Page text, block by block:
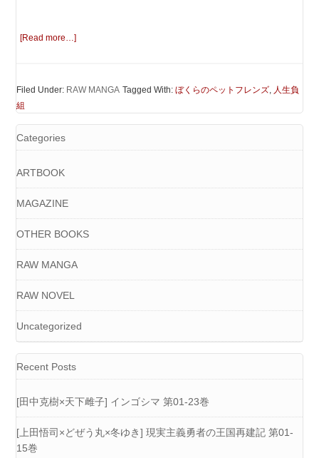
[Read more…]
Filed Under: RAW MANGA Tagged With:ぼくらのペットフレンズ, 人生負
組
Categories
ARTBOOK
MAGAZINE
OTHER BOOKS
RAW MANGA
RAW NOVEL
Uncategorized
Recent Posts
[田中克樹×天下雌子] インゴシマ 第01-23巻
[上田悟司×どぜう丸×冬ゆき] 現実主義勇者の王国再建記 第01-
15巻